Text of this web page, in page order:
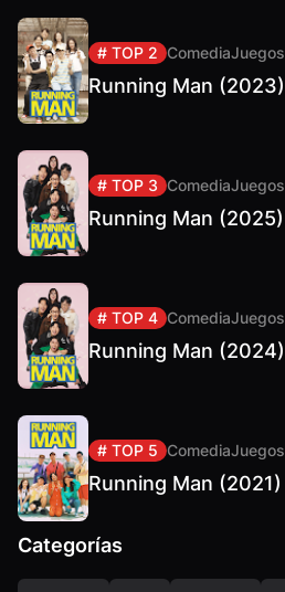
# TOP 2 ComediaJuegos
Running Man (2023)
# TOP 3 ComediaJuegos
Running Man (2025)
# TOP 4 ComediaJuegos
Running Man (2024)
# TOP 5 ComediaJuegos
Running Man (2021)
Categorías